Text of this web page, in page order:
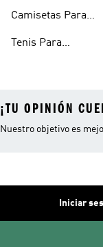
Camisetas Para
Tenis Para
¡TU OPINIÓN
Nuestro objetivo es
Iniciar